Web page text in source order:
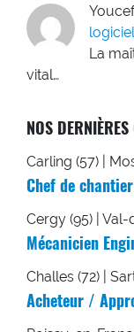
Youcef
La
vital…
NOS
Carling (57) |
Chef de
Cergy (95) | Val-
Mécanicien
Challes (72) |
Acheteur /